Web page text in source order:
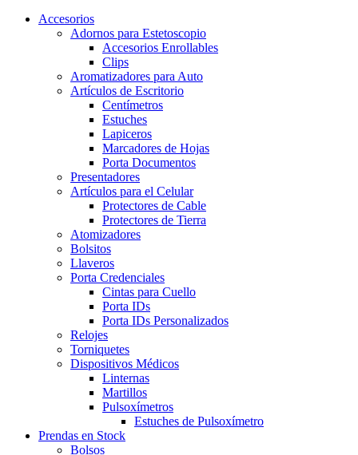
Accesorios
Adornos para Estetoscopio
Accesorios Enrollables
Clips
Aromatizadores para Auto
Artículos de Escritorio
Centímetros
Estuches
Lapiceros
Marcadores de Hojas
Porta Documentos
Presentadores
Artículos para el Celular
Protectores de Cable
Protectores de Tierra
Atomizadores
Bolsitos
Llaveros
Porta Credenciales
Cintas para Cuello
Porta IDs
Porta IDs Personalizados
Relojes
Torniquetes
Dispositivos Médicos
Linternas
Martillos
Pulsoxímetros
Estuches de Pulsoxímetro
Prendas en Stock
Bolsos